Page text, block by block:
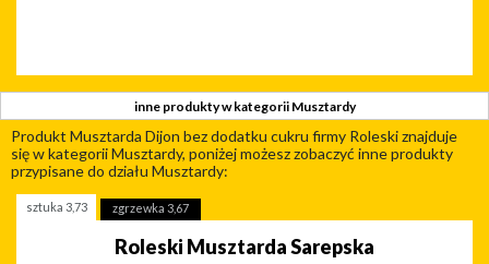
inne produkty w kategorii Musztardy
Produkt Musztarda Dijon bez dodatku cukru firmy Roleski znajduje
się w kategorii Musztardy, poniżej możesz zobaczyć inne produkty
przypisane do działu Musztardy:
sztuka 3,73 zgrzewka 3,67
Roleski Musztarda Sarepska